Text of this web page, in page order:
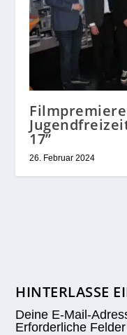
17”
26. Februar 2024
HINTERLASSE
Deine E-Mail-
Erforderliche